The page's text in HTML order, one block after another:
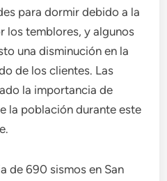
para dormir debido a la
los temblores, y algunos
una disminución en la
de los clientes. Las
la importancia de
la población durante este
de 690 sismos en San